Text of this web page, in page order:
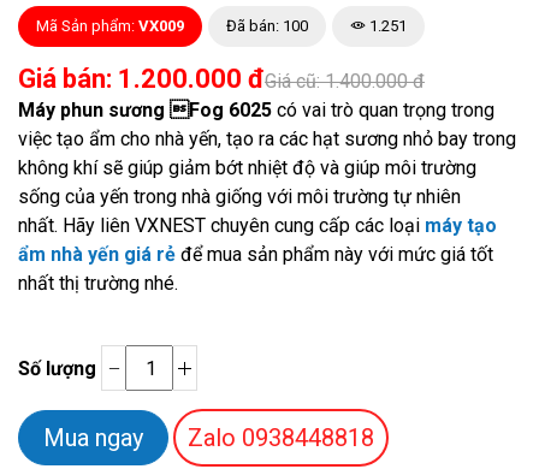
Mã Sản phẩm: VX009 Đã bán: 100 1.251
Giá bán: 1.200.000 đGiá cũ: 1.400.000 đ
Máy phun sương Fog 6025 có vai trò quan trọng trong
việc tạo ẩm cho nhà yến, tạo ra các hạt sương nhỏ bay trong
không khí sẽ giúp giảm bớt nhiệt độ và giúp môi trường
sống của yến trong nhà giống với môi trường tự nhiên
nhất. Hãy liên VXNEST chuyên cung cấp các loại máy tạo
ẩm nhà yến giá rẻ để mua sản phẩm này với mức giá tốt
nhất thị trường nhé.
Số lượng
Zalo 0938448818